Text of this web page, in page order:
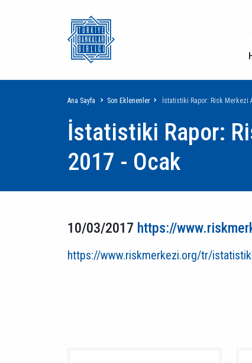
Sayfa
yolu
Ana Sayfa Son Eklenenler İstatistiki Rapor: Risk Merkezi
İstatistiki Rapor:
2017 - Ocak
10/03/2017 https://
https://www.riskmerkezi.org/tr/